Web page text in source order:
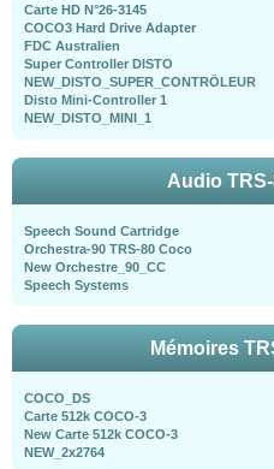
Carte HD N°26-3145
COCO3 Hard Drive Adapter
FDC Australien
Super Controller DISTO
NEW_DISTO_SUPER_CONTRÖLEUR
Disto Mini-Controller 1
NEW_DISTO_MINI_1
Audio
Speech Sound Cartridge
Orchestra-90 TRS-80 Coco
New Orchestre_90_CC
Speech Systems
Mémoires
COCO_DS
Carte 512k COCO-3
New Carte 512k COCO-3
NEW_2x2764